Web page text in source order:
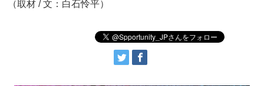
（取材 / 文：白石怜平）